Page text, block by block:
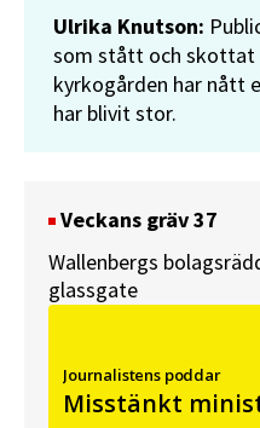
Ulrika Knutson:
som stått och skottat
kyrkogården har nått
har blivit stor.
Veckans gräv 37
Wallenbergs
glassgate